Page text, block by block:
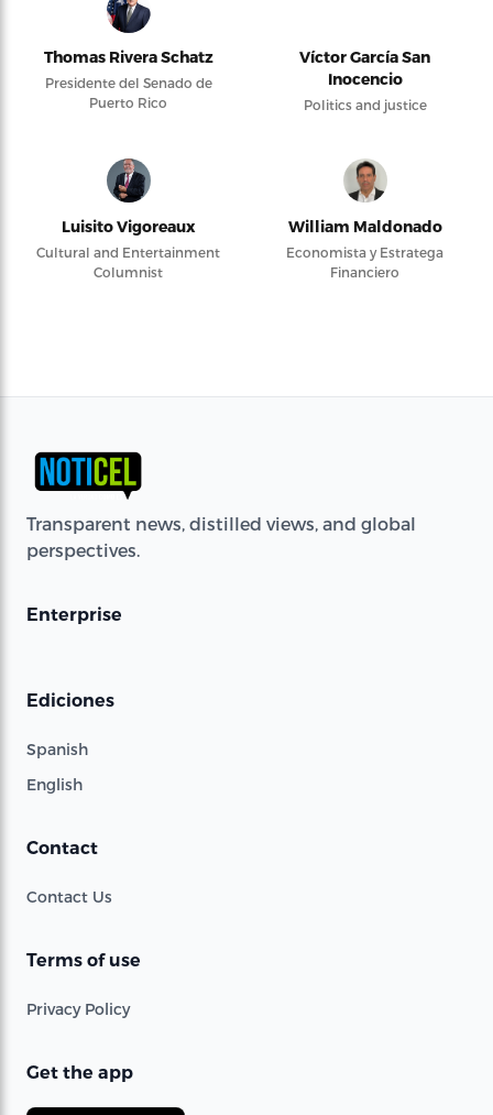
Thomas Rivera Schatz
Presidente del Senado de
Puerto Rico
Víctor García San
Inocencio
Politics and justice
Luisito Vigoreaux
Cultural and Entertainment
Columnist
William Maldonado
Economista y Estratega
Financiero
Transparent news, distilled views, and global
perspectives.
Enterprise
Ediciones
Spanish
English
Contact
Contact Us
Terms of use
Privacy Policy
Get the app